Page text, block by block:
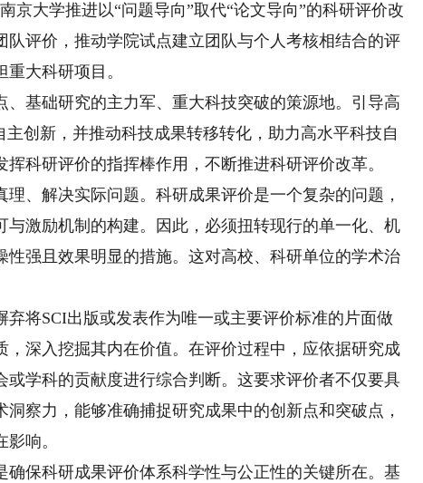
京大学推进以“问题导向”取代“论文导向”的科研评价改
评价，推动学院试点建立团队与个人考核相结合的评
大科研项目。
基础研究的主力军、重大科技突破的策源地。引导高
创新，并推动科技成果转移转化，助力高水平科技自
科研评价的指挥棒作用，不断推进科研评价改革。
解决实际问题。科研成果评价是一个复杂的问题，
激励机制的构建。因此，必须扭转现行的单一化、机
强且效果明显的措施。这对高校、科研单位的学术治
将SCI出版或发表作为唯一或主要评价标准的片面做
深入挖掘其内在价值。在评价过程中，应依据研究成
学科的贡献度进行综合判断。这要求评价者不仅要具
察力，能够准确捕捉研究成果中的创新点和突破点，
响。
保科研成果评价体系科学性与公正性的关键所在。基